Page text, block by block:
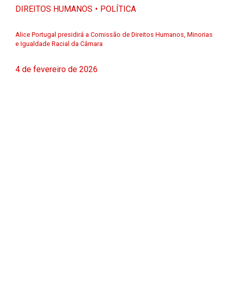
DIREITOS HUMANOS POLÍTICA
Alice Portugal presidirá a Comissão de Direitos Humanos, Minorias
e Igualdade Racial da Câmara
4 de fevereiro de 2026